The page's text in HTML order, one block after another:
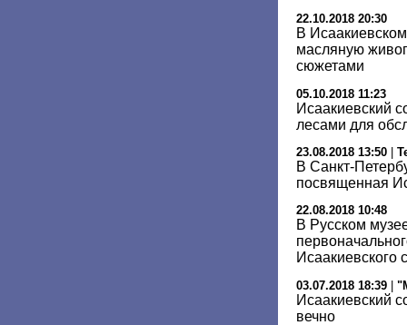
22.10.2018 20:30
В
масляную
сюжетами
05.10.2018 11:23
Исаакиевский
лесами для
23.08.2018 13:50
В Санкт-
посвященная
22.08.2018 10:48
В Русском
Исаакиевского
03.07.2018 18:39 |
Исаакиевский
вечно